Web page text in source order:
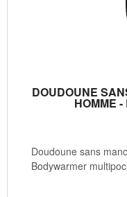
DOUDOUNE
HOMME
Doudoune sans
Bodywarmer